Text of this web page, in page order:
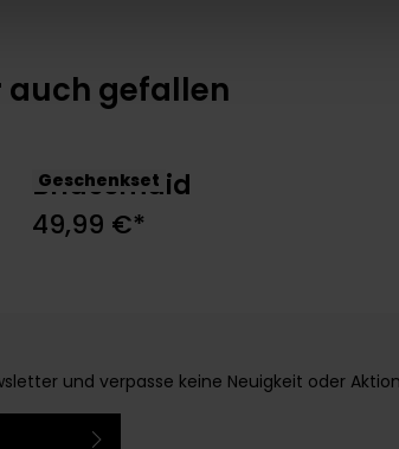
auch gefallen
Geschenkset
In den Warenkorb
Bridesmaid
49,99 €*
und verpasse keine Neuigkeit oder